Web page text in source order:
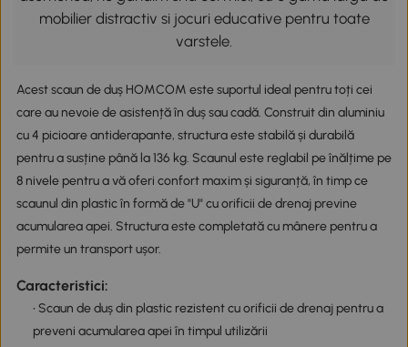
mobilier distractiv si jocuri educative pentru toate
varstele.
Acest scaun de duș HOMCOM este suportul ideal pentru toți cei
care au nevoie de asistență în duș sau cadă. Construit din aluminiu
cu 4 picioare antiderapante, structura este stabilă și durabilă
pentru a susține până la 136 kg. Scaunul este reglabil pe înălțime pe
8 nivele pentru a vă oferi confort maxim și siguranță, în timp ce
scaunul din plastic în formă de "U" cu orificii de drenaj previne
acumularea apei. Structura este completată cu mânere pentru a
permite un transport ușor.
Caracteristici:
• Scaun de duș din plastic rezistent cu orificii de drenaj pentru a
preveni acumularea apei în timpul utilizării